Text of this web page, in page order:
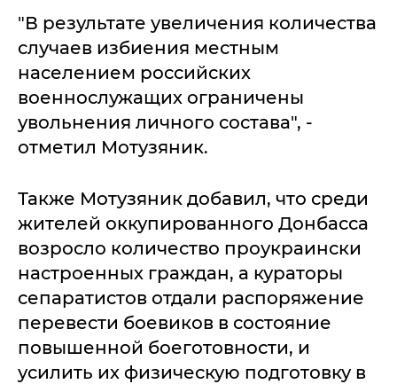
"В результате увеличения количества
случаев избиения местным
населением российских
военнослужащих ограничены
увольнения личного состава", -
отметил Мотузяник.
Также Мотузяник добавил, что среди
жителей оккупированного Донбасса
возросло количество проукраински
настроенных граждан, а кураторы
сепаратистов отдали распоряжение
перевести боевиков в состояние
повышенной боеготовности, и
усилить их физическую подготовку в